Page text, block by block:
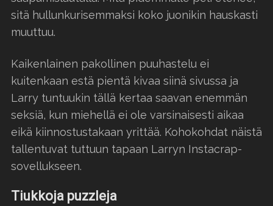
sitä hullunkurisemmaksi koko juonikin hauskasti
muuttuu.
Kaikenlainen pakollinen puuhastelu ei
kuitenkaan estä pientä kivaa siinä sivussa ja
Larry tuntuukin tällä kertaa saavan enemmän
seksiä, kun miehellä ei ole varsinaisesti aikaa
eikä kiinnostustakaan yrittää. Kohokohdat näistä
tallentuvat tuttuun tapaan Larryn Instacrap-
sovellukseen.
Tiukkoja puzzleja